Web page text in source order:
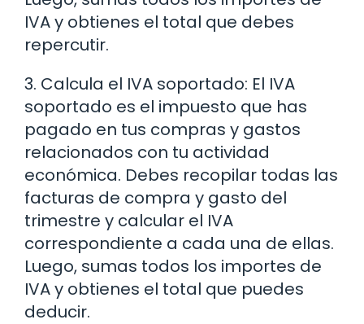
IVA y obtienes el total que debes
repercutir.
3. Calcula el IVA soportado: El IVA
soportado es el impuesto que has
pagado en tus compras y gastos
relacionados con tu actividad
económica. Debes recopilar todas las
facturas de compra y gasto del
trimestre y calcular el IVA
correspondiente a cada una de ellas.
Luego, sumas todos los importes de
IVA y obtienes el total que puedes
deducir.